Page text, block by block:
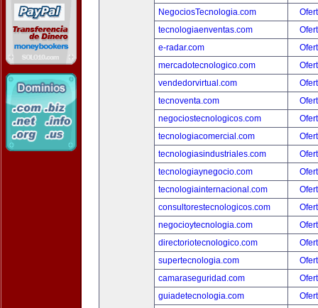
NegociosTecnologia.com
tecnologiaenventas.com
e-radar.com
mercadotecnologico.com
vendedorvirtual.com
tecnoventa.com
negociostecnologicos.com
tecnologiacomercial.com
tecnologiasindustriales.com
tecnologiaynegocio.com
tecnologiainternacional.com
consultorestecnologicos.com
negocioytecnologia.com
directoriotecnologico.com
supertecnologia.com
camaraseguridad.com
guiadetecnologia.com